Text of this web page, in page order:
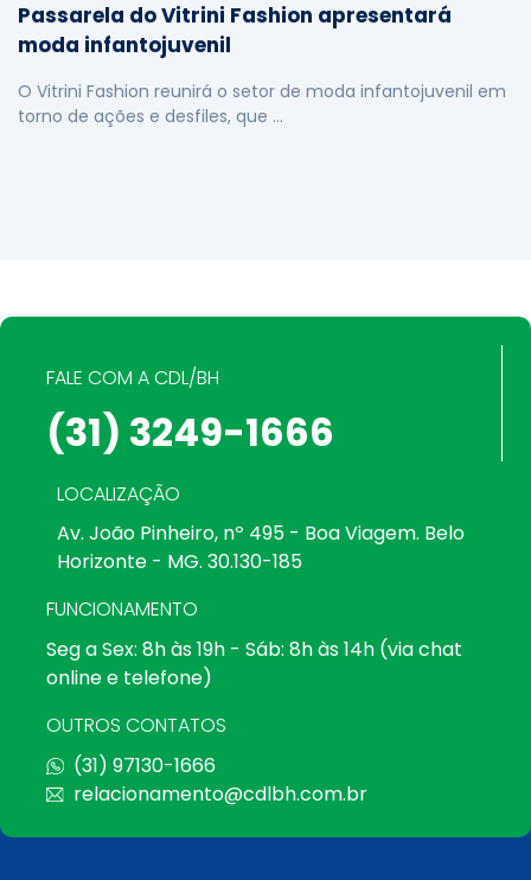
Passarela do Vitrini Fashion apresentará
moda infantojuvenil
O Vitrini Fashion reunirá o setor de moda infantojuvenil em
torno de ações e desfiles, que …
FALE COM A CDL/BH
(31) 3249-1666
LOCALIZAÇÃO
Av. João Pinheiro, nº 495 - Boa Viagem. Belo
Horizonte - MG. 30.130-185
FUNCIONAMENTO
Seg a Sex: 8h às 19h - Sáb: 8h às 14h (via chat
online e telefone)
OUTROS CONTATOS
(31) 97130-1666
relacionamento@cdlbh.com.br